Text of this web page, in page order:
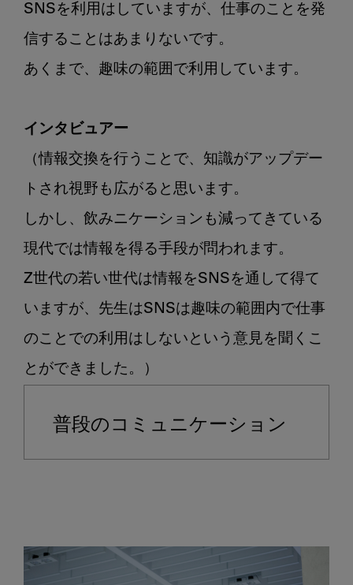
SNSを利用はしていますが、仕事のことを発
信することはあまりないです。
あくまで、趣味の範囲で利用しています。
インタビュアー
（情報交換を行うことで、知識がアップデー
トされ視野も広がると思います。
しかし、飲みニケーションも減ってきている
現代では情報を得る手段が問われます。
Z世代の若い世代は情報をSNSを通して得て
いますが、先生はSNSは趣味の範囲内で仕事
のことでの利用はしないという意見を聞くこ
普段のコミュニケーション